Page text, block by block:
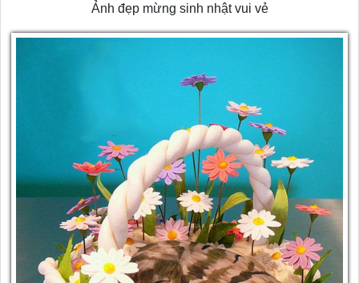
Ảnh đẹp mừng sinh nhật vui vẻ